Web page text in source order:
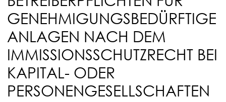
GENEHMIGUNGSBEDÜRFTIGE
ANLAGEN NACH DEM
IMMISSIONSSCHUTZRECHT BEI
KAPITAL- ODER
PERSONENGESELLSCHAFTEN